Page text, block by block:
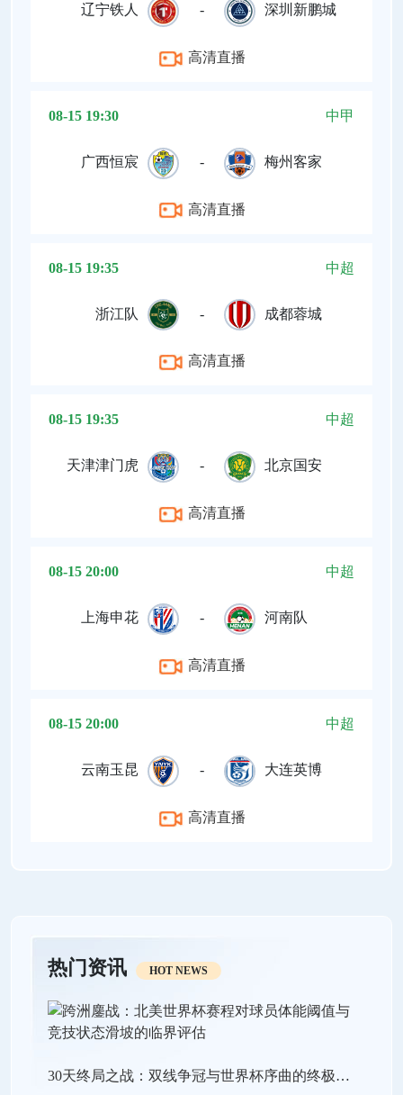
辽宁铁人 - 深圳新鹏城
高清直播
08-15 19:30 中甲
广西恒宸 - 梅州客家
高清直播
08-15 19:35 中超
浙江队 - 成都蓉城
高清直播
08-15 19:35 中超
天津津门虎 - 北京国安
高清直播
08-15 20:00 中超
上海申花 - 河南队
高清直播
08-15 20:00 中超
云南玉昆 - 大连英博
高清直播
热门资讯 HOT NEWS
30天终局之战：双线争冠与世界杯序曲的终极狂飙